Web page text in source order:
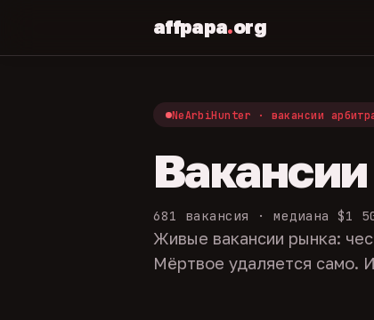
affpapa.org
NeArbiHunter · вакансии
681 вакансия · медиана $1
Живые вакансии рынка:
Мёртвое удаляется само.